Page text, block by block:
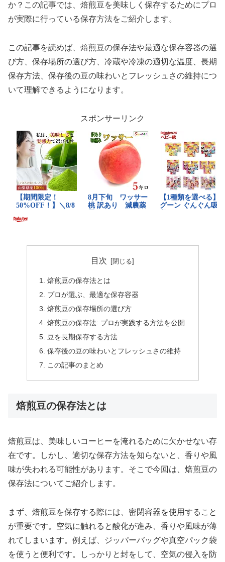
か？この記事では、焙煎豆を美味しく保存するためにプロ
が実際に行っている保存方法をご紹介します。
この記事を読めば、焙煎豆の保存法や最適な保存容器の選
び方、保存場所の選び方、冷蔵や冷凍の適切な温度、長期
保存方法、保存後の豆の味わいとフレッシュさの維持につ
いて理解できるようになります。
スポンサーリンク
目次
焙煎豆の保存法とは
プロが選ぶ、最適な保存容器
焙煎豆の保存場所の選び方
焙煎豆の保存法: プロが実践する方法を公開
豆を長期保存する方法
保存後の豆の味わいとフレッシュさの維持
この記事のまとめ
焙煎豆の保存法とは
焙煎豆は、美味しいコーヒーを淹れるために欠かせない存
在です。しかし、適切な保存方法を知らないと、香りや風
味が失われる可能性があります。そこで今回は、焙煎豆の
保存法についてご紹介します。
まず、焙煎豆を保存する際には、密閉容器を使用すること
が重要です。空気に触れると酸化が進み、香りや風味が薄
れてしまいます。例えば、ジッパーバッグや真空パック袋
を使うと便利です。しっかりと封をして、空気の侵入を防